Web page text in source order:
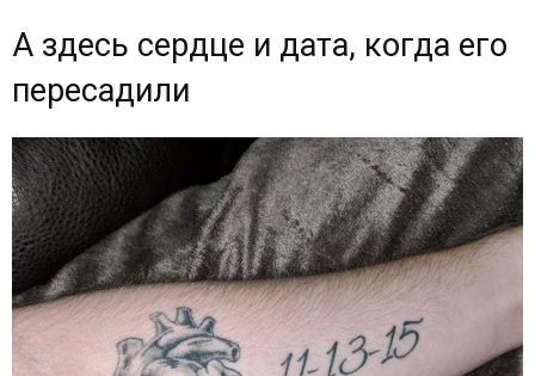
А здесь сердце и дата, когда его
пересадили